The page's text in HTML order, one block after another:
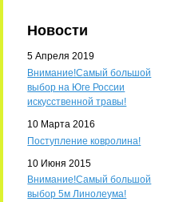
Новости
5 Апреля 2019
Внимание!Самый большой
выбор на Юге России
искусственной травы!
10 Марта 2016
Поступление ковролина!
10 Июня 2015
Внимание!Самый большой
выбор 5м Линолеума!